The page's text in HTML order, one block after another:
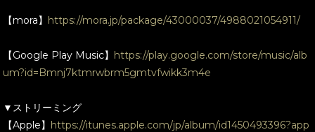
【mora】 https://mora.jp/package/43000037/4988021054911/
【Google Play Music】 https://play.google.com/store/music/alb
um?id=Bmnj7ktmrwbrm5gmtvfwikk3m4e
▼ストリーミング
【Apple】 https://itunes.apple.com/jp/album/id1450493396?app